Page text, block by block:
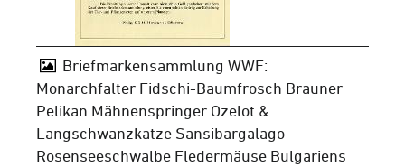
Briefmarkensammlung WWF:
Monarchfalter Fidschi-Baumfrosch Brauner
Pelikan Mähnenspringer Ozelot &
Langschwanzkatze Sansibargalago
Rosenseeschwalbe Fledermäuse Bulgariens